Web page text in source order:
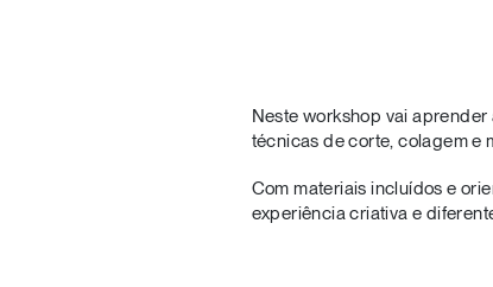
Neste workshop vai
técnicas de corte, colagem e
Com materiais incluídos e
experiência criativa e